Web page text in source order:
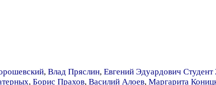
, Влад Пряслин, Евгений Эдуардович Студент
, Борис Прахов, Василий Алоев, Маргарита